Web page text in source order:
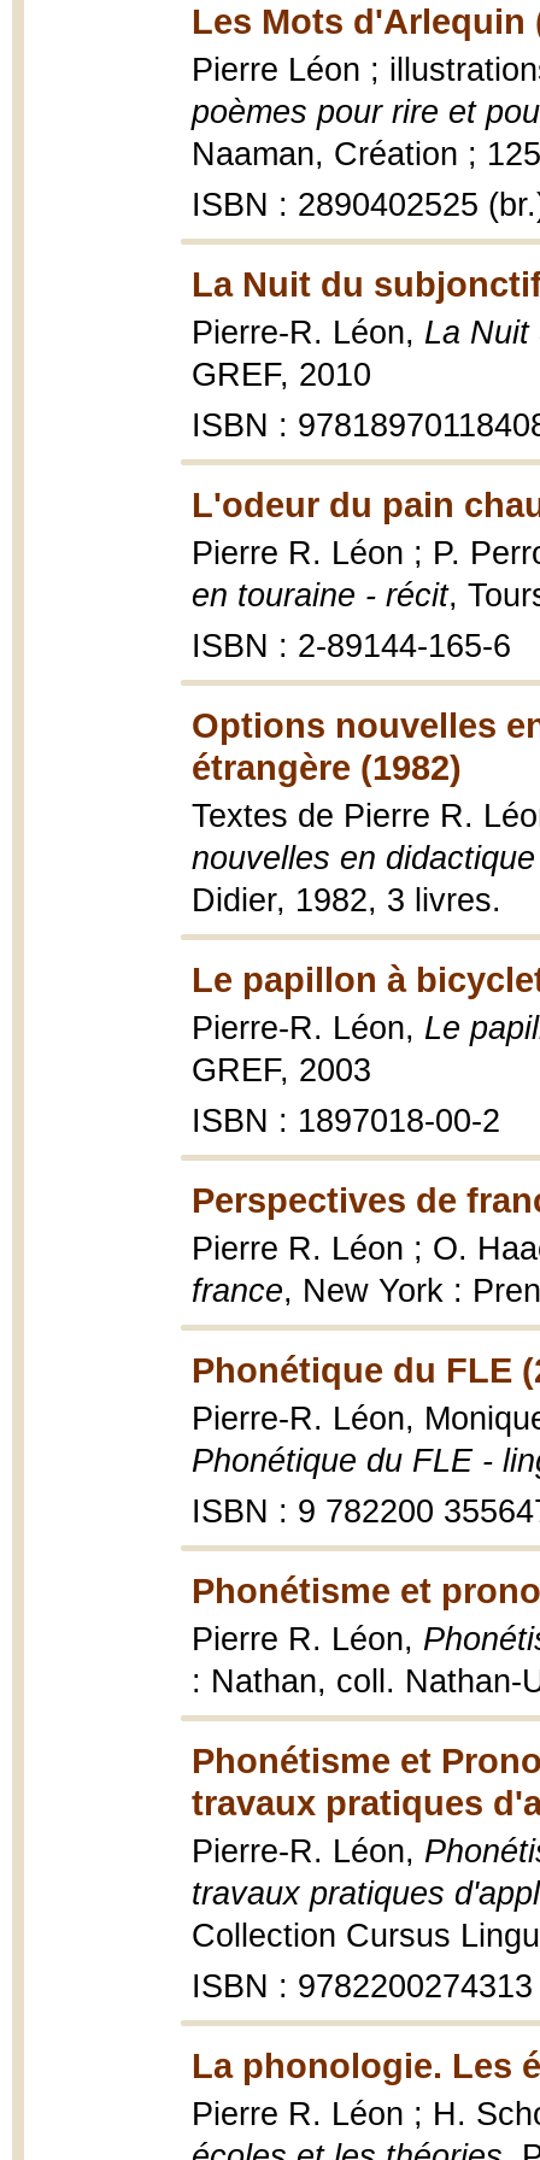
Les Mots d'Arlequin
Pierre Léon ;
poèmes pour rire et
Naaman, Création ;
ISBN : 2890402525
La Nuit du
Pierre-R. Léon, La Nuit
GREF, 2010
ISBN :
L'odeur du pain
Pierre R. Léon ; P.
en touraine - récit,
ISBN : 2-89144-165-6
Options nouvelles
étrangère (1982)
Textes de Pierre R.
nouvelles en
Didier, 1982, 3 livres.
Le papillon à
Pierre-R. Léon, Le
GREF, 2003
ISBN : 1897018-00-2
Perspectives de
Pierre R. Léon ; O.
france, New York :
Phonétique du FLE
Pierre-R. Léon,
Phonétique du FLE -
ISBN : 9 782200
Phonétisme et
Pierre R. Léon,
: Nathan, coll. Nathan-
Phonétisme et
travaux pratiques
Pierre-R. Léon,
travaux pratiques
Collection Cursus
ISBN : 9782200274313
La phonologie. Les
Pierre R. Léon ; H.